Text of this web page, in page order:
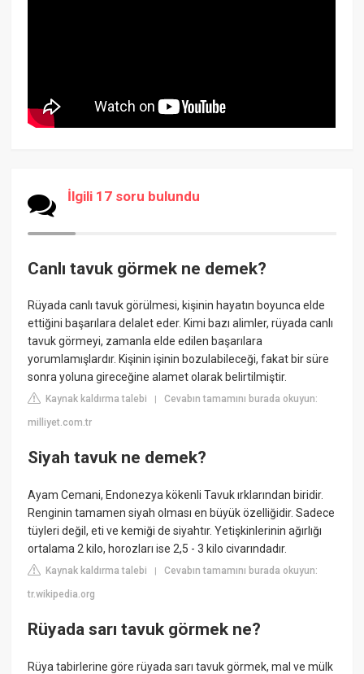
İlgili 17 soru bulundu
Canlı tavuk görmek ne demek?
Rüyada canlı tavuk görülmesi, kişinin hayatın boyunca elde
ettiğini başarılara delalet eder. Kimi bazı alimler, rüyada canlı
tavuk görmeyi, zamanla elde edilen başarılara
yorumlamışlardır. Kişinin işinin bozulabileceği, fakat bir süre
sonra yoluna gireceğine alamet olarak belirtilmiştir.
Kaynak kaldırma talebi |Cevabın tamamını burada okuyun:
milliyet.com.tr
Siyah tavuk ne demek?
Ayam Cemani, Endonezya kökenli Tavuk ırklarından biridir.
Renginin tamamen siyah olması en büyük özelliğidir. Sadece
tüyleri değil, eti ve kemiği de siyahtır. Yetişkinlerinin ağırlığı
ortalama 2 kilo, horozları ise 2,5 - 3 kilo civarındadır.
Kaynak kaldırma talebi |Cevabın tamamını burada okuyun:
tr.wikipedia.org
Rüyada sarı tavuk görmek ne?
Rüya tabirlerine göre rüyada sarı tavuk görmek, mal ve mülk